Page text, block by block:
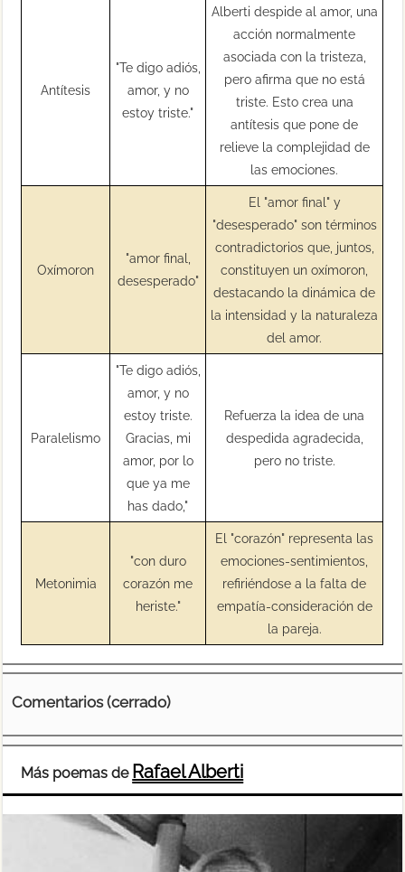
Antítesis
"Te digo adiós,
amor, y no
estoy triste."
Alberti despide al amor, una
acción normalmente
asociada con la tristeza,
pero afirma que no está
triste. Esto crea una
antítesis que pone de
relieve la complejidad de
las emociones.
Oxímoron
"amor final,
desesperado"
El "amor final" y
"desesperado" son términos
contradictorios que, juntos,
constituyen un oxímoron,
destacando la dinámica de
la intensidad y la naturaleza
del amor.
Paralelismo
"Te digo adiós,
amor, y no
estoy triste.
Gracias, mi
amor, por lo
que ya me
has dado,"
Refuerza la idea de una
despedida agradecida,
pero no triste.
Metonimia
"con duro
corazón me
heriste."
El "corazón" representa las
emociones-sentimientos,
refiriéndose a la falta de
empatía-consideración de
la pareja.
Comentarios (cerrado)
Más poemas de Rafael Alberti